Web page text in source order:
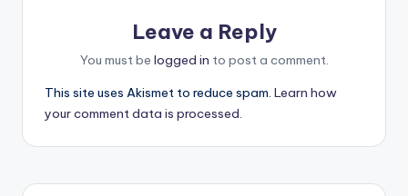
Leave a Reply
You must be logged in to post a comment.
This site uses Akismet to reduce spam. Learn how
your comment data is processed.